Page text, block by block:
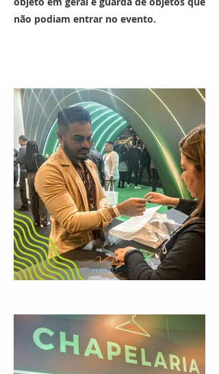
não podiam entrar no evento.